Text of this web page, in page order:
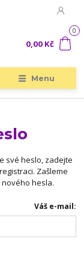
Menu
0
0,00 Kč
své heslo, zadejte
Zašleme
hesla.
Váš e-mail: